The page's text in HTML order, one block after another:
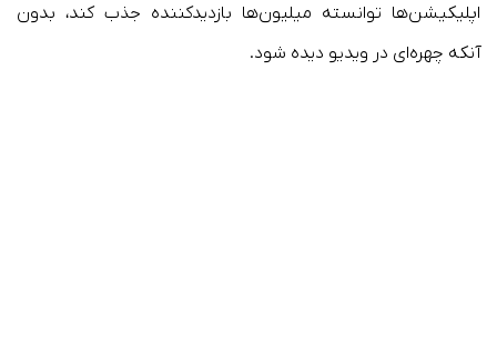
اپلیکیشن‌ها توانسته میلیون‌ها بازدیدکننده جذب کند، بدون
آنکه چهره‌ای در ویدیو دیده شود.